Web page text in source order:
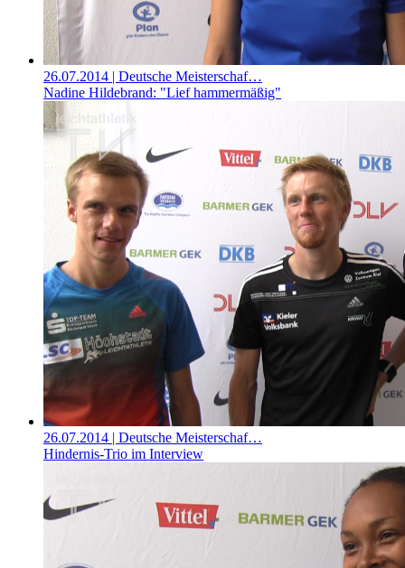
26.07.2014 | Deutsche Meisterschaf…
Nadine Hildebrand: "Lief hammermäßig"
26.07.2014 | Deutsche Meisterschaf…
Hindernis-Trio im Interview